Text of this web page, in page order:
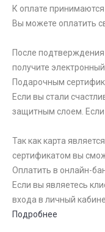
К оплате
Вы можете оплатить
После
получите
Подарочным
Если вы стали
защитным слоем. Если
Так как карта
сертификатом вы
Оплатить в онлайн-
Если вы являетесь
входа в личный
Подробнее